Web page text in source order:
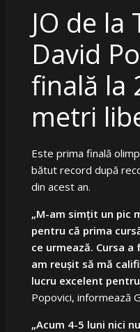
JO de la
David
finală la
metri
Este prima finală
bătut record după
din acest an.
„M-am simțit un pic
pentru că prima
ce urmează. Cursa
am reușit să mă
lucru excelent
Popovici, informează
„Acum 4-5 luni nici